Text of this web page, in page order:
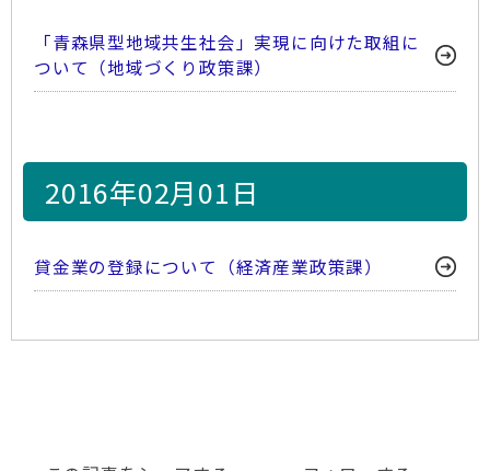
「青森県型地域共生社会」実現に向けた取組に
ついて（地域づくり政策課）
2016年02月01日
貸金業の登録について（経済産業政策課）